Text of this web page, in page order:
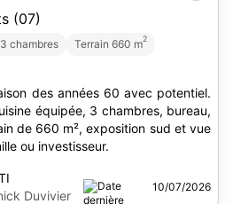
(07)
3 chambres Terrain 660 m2
des années 60 avec potentiel.
équipée, 3 chambres, bureau,
de 660 m², exposition sud et vue
ou investisseur.
Duvivier
10/07/2026